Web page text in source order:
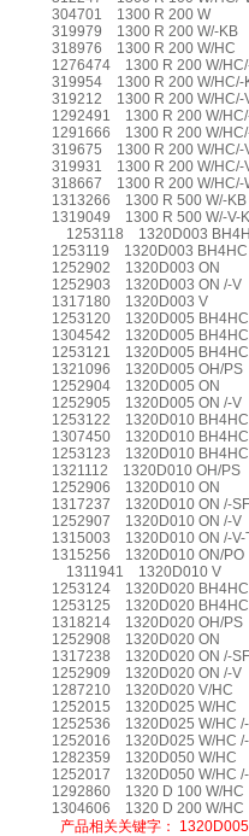
304701 1300 R 200 W
319979 1300 R 200 W/-KB
318976 1300 R 200 W/HC
1276474 1300 R 200 W/
319954 1300 R 200 W/HC/-
319212 1300 R 200 W/
1292491 1300 R 200 W/
1291666 1300 R 200 W/
319675 1300 R 200 W/HC/-
319931 1300 R 200 W/HC/-
318667 1300 R 200 W/HC/-
1313266 1300 R 500 W/-KB
1319049 1300 R 500 W/-V-
1253118 1320D003
1253119 1320D003
1252902 1320D003 ON
1252903 1320D003 ON /-V
1317180 1320D003 V
1253120 1320D005
1304542 1320D005
1253121 1320D005
1321096 1320D005 OH/PS
1252904 1320D005 ON
1252905 1320D005 ON /-V
1253122 1320D010
1307450 1320D010
1253123 1320D010
1321112 1320D010 OH/PS
1252906 1320D010 ON
1317237 1320D010 ON /-
1252907 1320D010 ON /-V
1315003 1320D010 ON /-
1315256 1320D010 ON/PO
1311941 1320D010 V
1253124 1320D020
1253125 1320D020
1318214 1320D020 OH/PS
1252908 1320D020 ON
1317238 1320D020 ON /-
1252909 1320D020 ON /-V
1287210 1320D020 V/HC
1252015 1320D025 W/HC
1252536 1320D025 W/HC
1252016 1320D025 W/HC
1282359 1320D050 W/HC
1252017 1320D050 W/HC
1292860 1320 D 100 W/HC
1304606 1320 D 200 W/HC
产品相关关键字：